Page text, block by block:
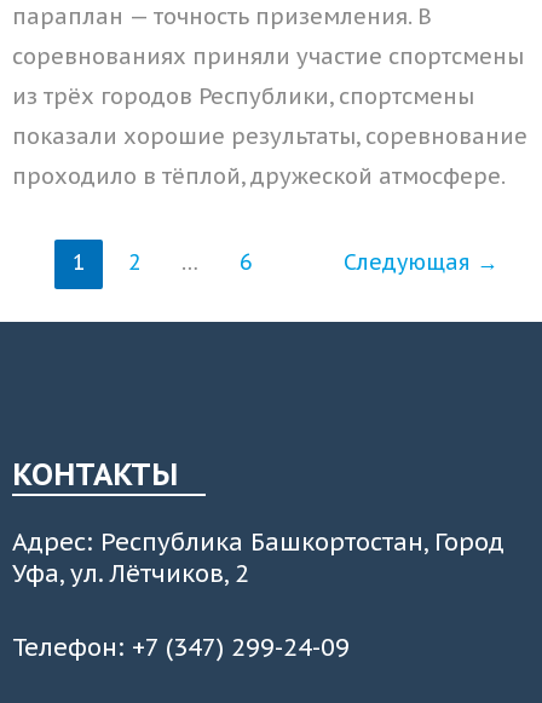
параплан — точность приземления. В
соревнованиях приняли участие спортсмены
из трёх городов Республики, спортсмены
показали хорошие результаты, соревнование
проходило в тёплой, дружеской атмосфере.
1 2 … 6 Следующая →
КОНТАКТЫ
Адрес: Республика Башкортостан, Город
Уфа, ул. Лётчиков, 2
Телефон: +7 (347) 299-24-09